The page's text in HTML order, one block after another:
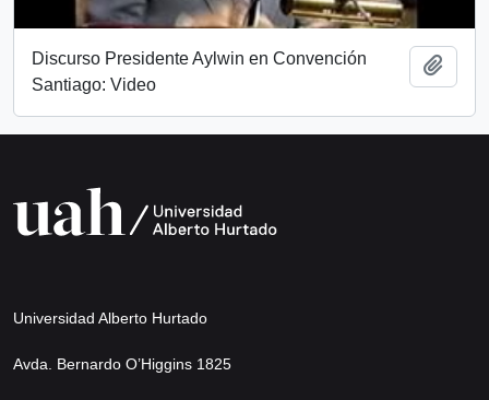
Discurso Presidente Aylwin en Convención
Santiago: Video
Universidad Alberto Hurtado
Avda. Bernardo O’Higgins 1825